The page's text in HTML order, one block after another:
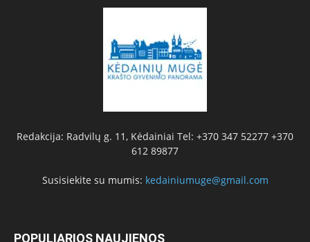
Redakcija: Radvilų g. 11, Kėdainiai Tel: +370 347 52277 +370
612 89877
Susisiekite su mumis: kedainiumuge@gmail.com
POPULIARIOS NAUJIENOS